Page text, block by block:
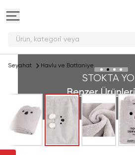
Ürün, kategori v
Seyahat Havlu ve Battaniye
STOKTA
Benzer